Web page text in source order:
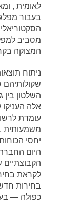
לאומית ,
בעבור
מסביב
המצוקה
ניתוח
שקולותיהם
השלטון
אלה
עומדת
משמעותית
יחסי
היום
בחירות
כפולה —